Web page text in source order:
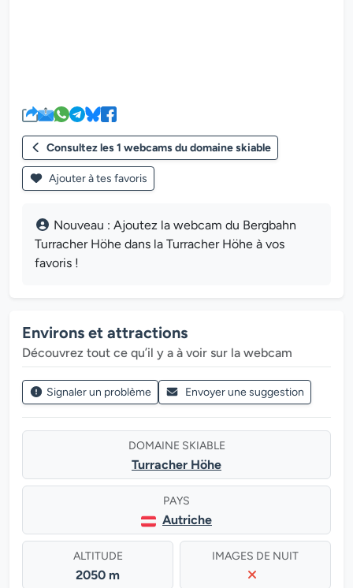
Consultez les 1 webcams du domaine skiable
Ajouter à tes favoris
Nouveau : Ajoutez la webcam du Bergbahn
Turracher Höhe dans la Turracher Höhe à vos
favoris !
Environs et attractions
Découvrez tout ce qu’il y a à voir sur la webcam
Signaler un problème Envoyer une suggestion
DOMAINE SKIABLE
Turracher Höhe
PAYS
Autriche
ALTITUDE
2050 m
IMAGES DE NUIT